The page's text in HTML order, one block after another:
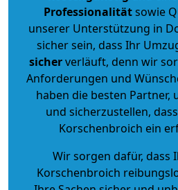
Professionalitätsowie
unserer Unterstützung in
sicher sein, dass Ihr
sicherverläuft, denn wir
Anforderungen und
haben die besten Partner,
und sicherzustellen,
Korschenbroich ein
Wir sorgen dafür, dass
Korschenbroich